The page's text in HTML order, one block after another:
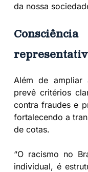
da nossa
Além de
prevê critérios
contra fraudes e
fortalecendo a
de cotas.
“O racismo no
individual, é